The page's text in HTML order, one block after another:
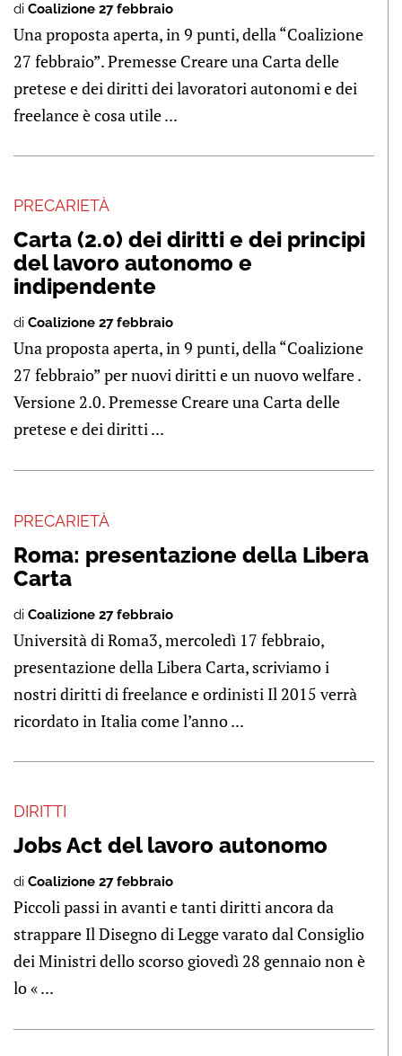
di Coalizione 27 febbraio
Una proposta aperta, in 9 punti, della “Coalizione
27 febbraio”. Premesse Creare una Carta delle
pretese e dei diritti dei lavoratori autonomi e dei
freelance è cosa utile ...
PRECARIETÀ
Carta (2.0) dei diritti e dei principi
del lavoro autonomo e
indipendente
di Coalizione 27 febbraio
Una proposta aperta, in 9 punti, della “Coalizione
27 febbraio” per nuovi diritti e un nuovo welfare .
Versione 2.0. Premesse Creare una Carta delle
pretese e dei diritti ...
PRECARIETÀ
Roma: presentazione della Libera
Carta
di Coalizione 27 febbraio
Università di Roma3, mercoledì 17 febbraio,
presentazione della Libera Carta, scriviamo i
nostri diritti di freelance e ordinisti Il 2015 verrà
ricordato in Italia come l’anno ...
DIRITTI
Jobs Act del lavoro autonomo
di Coalizione 27 febbraio
Piccoli passi in avanti e tanti diritti ancora da
strappare Il Disegno di Legge varato dal Consiglio
dei Ministri dello scorso giovedì 28 gennaio non è
lo « ...